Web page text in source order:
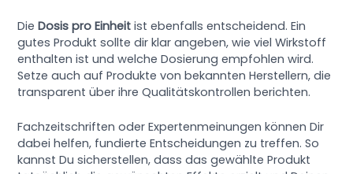
DieDosis pro Einheit ist ebenfalls entscheidend. Ein
gutes Produkt sollte dir klar angeben, wie viel Wirkstoff
enthalten ist und welche Dosierung empfohlen wird.
Setze auch auf Produkte von bekannten Herstellern, die
transparent über ihre Qualitätskontrollen berichten.
Fachzeitschriften oder Expertenmeinungen können Dir
dabei helfen, fundierte Entscheidungen zu treffen. So
kannst Du sicherstellen, dass das gewählte Produkt